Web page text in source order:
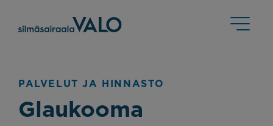
PALVELUT JA HINNASTO
Glaukooma